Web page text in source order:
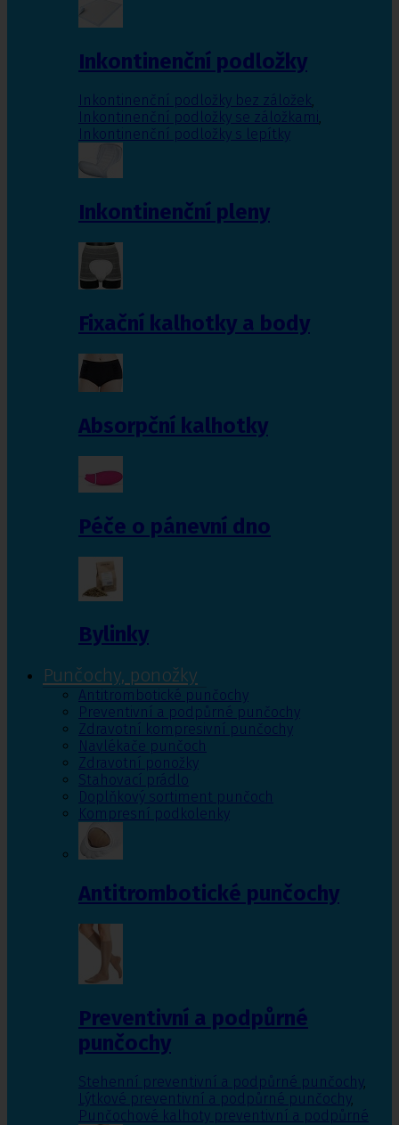
Inkontinenční podložky
Inkontinenční podložky bez záložek,
Inkontinenční podložky se záložkami,
Inkontinenční podložky s lepítky
Inkontinenční pleny
Fixační kalhotky a body
Absorpční kalhotky
Péče o pánevní dno
Bylinky
Punčochy, ponožky
Antitrombotické punčochy
Preventivní a podpůrné punčochy
Zdravotní kompresivní punčochy
Navlékače punčoch
Zdravotní ponožky
Stahovací prádlo
Doplňkový sortiment punčoch
Kompresní podkolenky
Antitrombotické punčochy
Preventivní a podpůrné
punčochy
Stehenní preventivní a podpůrné punčochy,
Lýtkové preventivní a podpůrné punčochy,
Punčochové kalhoty preventivní a podpůrné